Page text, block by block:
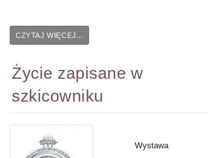
CZYTAJ WIĘCEJ...
Życie zapisane w
szkicowniku
Wystawa